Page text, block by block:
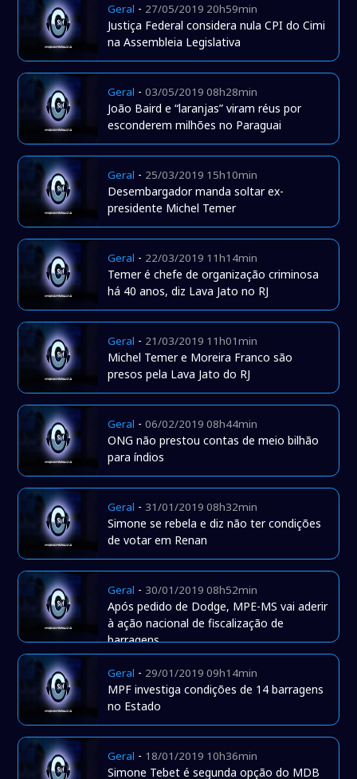
Geral - 27/05/2019 20h59min
Justiça Federal considera nula CPI do Cimi
na Assembleia Legislativa
Geral -03/05/2019 08h28min
João Baird e “laranjas” viram réus por
esconderem milhões no Paraguai
Geral - 25/03/2019 15h10min
Desembargador manda soltar ex-
presidente Michel Temer
Geral - 22/03/2019 11h14min
Temer é chefe de organização criminosa
há 40 anos, diz Lava Jato no RJ
Geral - 21/03/2019 11h01min
Michel Temer e Moreira Franco são
presos pela Lava Jato do RJ
Geral -06/02/2019 08h44min
ONG não prestou contas de meio bilhão
para índios
Geral - 31/01/2019 08h32min
Simone se rebela e diz não ter condições
de votar em Renan
Geral - 30/01/2019 08h52min
Após pedido de Dodge, MPE-MS vai aderir
à ação nacional de fiscalização de
barragens
Geral - 29/01/2019 09h14min
MPF investiga condições de 14 barragens
no Estado
Geral - 18/01/2019 10h36min
Simone Tebet é segunda opção do MDB